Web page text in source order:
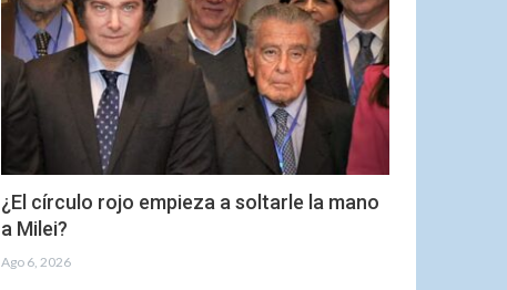
¿El círculo rojo empieza a soltarle la mano
a Milei?
Ago 6, 2026